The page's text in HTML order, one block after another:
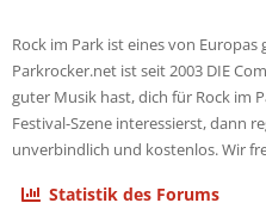
Rock im Park ist eines von
Parkrocker.net ist seit 2003 DIE
guter Musik hast, dich für Rock im
Festival-Szene interessierst, dann
unverbindlich und kostenlos. Wir
Statistik des Forums